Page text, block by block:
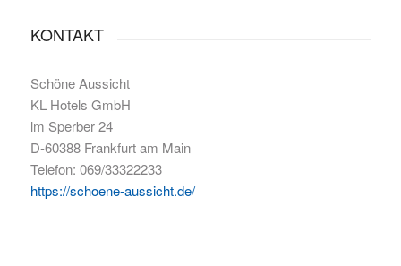
KONTAKT
Schöne Aussicht
KL Hotels GmbH
lm Sperber 24
D-60388 Frankfurt am Main
Telefon: 069/33322233
https://schoene-aussicht.de/